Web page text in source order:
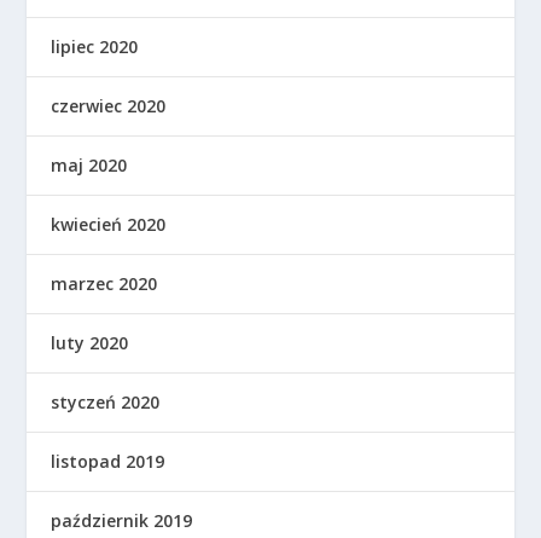
lipiec 2020
czerwiec 2020
maj 2020
kwiecień 2020
marzec 2020
luty 2020
styczeń 2020
listopad 2019
październik 2019